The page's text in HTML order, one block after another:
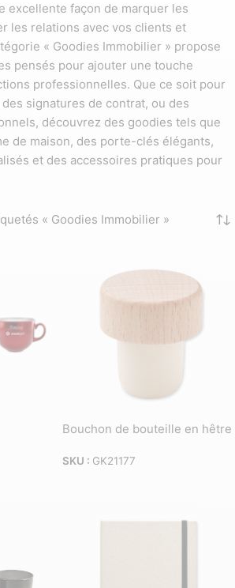
excellente façon de marquer les
les relations avec vos clients et
« Goodies Immobilier » propose
pensés pour ajouter une touche
professionnelles. Que ce soit pour
signatures de contrat, ou des
découvrez des goodies tels que
de maison, des porte-clés élégants,
et des accessoires pratiques pour
« Goodies Immobilier »
Bouchon de bouteille en hêtre
SKU : GK21177